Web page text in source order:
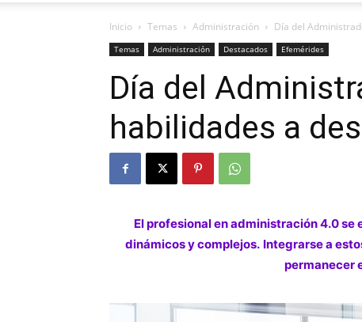
Inicio Temas Administración Día del
Temas Administración Destacados Efemérides
Día del
habilidades a
El profesional en administración 4.0
dinámicos y complejos. Integrarse a
permanecer